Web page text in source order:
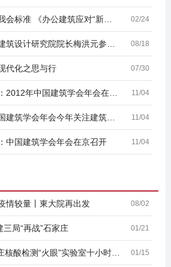
02/24
08/18
代化之思与行 07/30
11/04
11/04
中国建筑学会年会在京召开 11/04
情较量丨東大院再出发 08/02
三局“再战”石家庄 01/21
01/15